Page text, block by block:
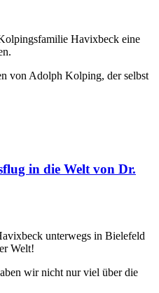
Havixbeck eine
von Adolph Kolping, der selbst
in die Welt von Dr.
unterwegs in Bielefeld
Welt!
wir nicht nur viel über die